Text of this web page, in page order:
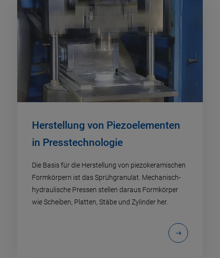
Herstellung von Piezoelementen
in Presstechnologie
Die Basis für die Herstellung von piezokeramischen
Formkörpern ist das Sprühgranulat. Mechanisch-
hydraulische Pressen stellen daraus Formkörper
wie Scheiben, Platten, Stäbe und Zylinder her.